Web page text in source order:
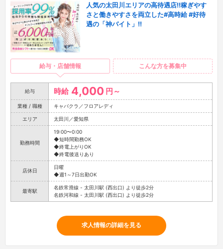
人気の太田川エリアの高待遇店!!稼ぎやす
さと働きやすさを両立した#高時給 #好待
遇の「神バイト」!!
給与・店舗情報 こんな方を募集中
給与 時給 4,000 円～
業種 / 職種 キャバクラ／フロアレディ
エリア 太田川／愛知県
勤務時間
19:00〜0:00
◆短時間勤務OK
◆終電上がりOK
◆終電後送りあり
店休日
日曜
◆週1～7日出勤OK
最寄駅
名鉄常滑線 - 太田川駅 (西出口) より徒歩2分
名鉄河和線 - 太田川駅 (西出口) より徒歩2分
求人情報の詳細を見る